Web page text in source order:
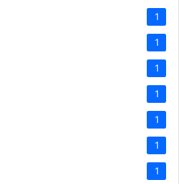
1
1
1
1
1
1
1